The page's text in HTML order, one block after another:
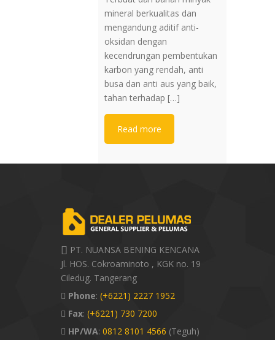
mineral berkualitas dan
mengandung aditif anti-
oksidan dengan
kecendrungan pembentukan
karbon yang rendah, anti
busa dan anti aus yang baik,
tahan terhadap […]
Read more
PT. NUANSA BENING KENCANA
Jl. HOS. Cokroaminoto , KGK no. 19
Ciledug. Tangerang
Phone: (+6221) 2227 1952
Fax: (+6221) 730 7200
HP/WA: 0812 8101 4566 (Teguh)